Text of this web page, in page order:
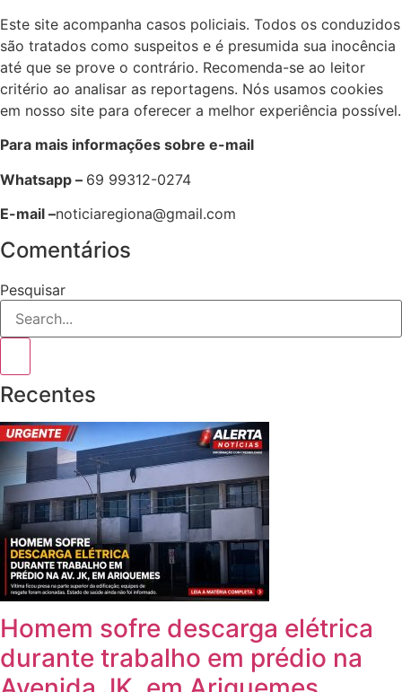
Este site acompanha casos policiais. Todos os conduzidos
são tratados como suspeitos e é presumida sua inocência
até que se prove o contrário. Recomenda-se ao leitor
critério ao analisar as reportagens. Nós usamos cookies
em nosso site para oferecer a melhor experiência possível.
Para mais informações sobre e-mail
Whatsapp – 69 99312-0274
E-mail –noticiaregiona@gmail.com
Comentários
Pesquisar
Recentes
Homem sofre descarga elétrica
durante trabalho em prédio na